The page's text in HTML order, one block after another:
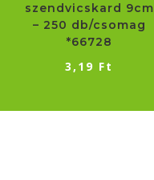
szendvicskard 9cm
– 250 db/csomag
*66728
3,19 Ft